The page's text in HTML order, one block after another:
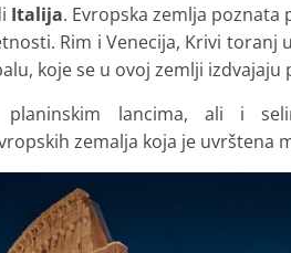
Italija. Evropska zemlja
Rim i Venecija, Krivi toranj
koje se u ovoj zemlji izdvajaju
planinskim lancima, ali i
zemalja koja je uvrštena